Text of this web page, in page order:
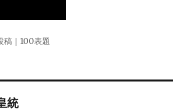
稿 ｜ 100表題
統